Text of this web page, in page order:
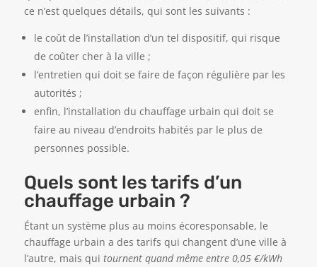
ce n’est quelques détails, qui sont les suivants :
le coût de l’installation d’un tel dispositif, qui risque
de coûter cher à la ville ;
l’entretien qui doit se faire de façon régulière par les
autorités ;
enfin, l’installation du chauffage urbain qui doit se
faire au niveau d’endroits habités par le plus de
personnes possible.
Quels sont les tarifs d’un
chauffage urbain ?
Étant un système plus au moins écoresponsable, le
chauffage urbain a des tarifs qui changent d’une ville à
l’autre, mais qui tournent quand même entre 0,05 €/kWh